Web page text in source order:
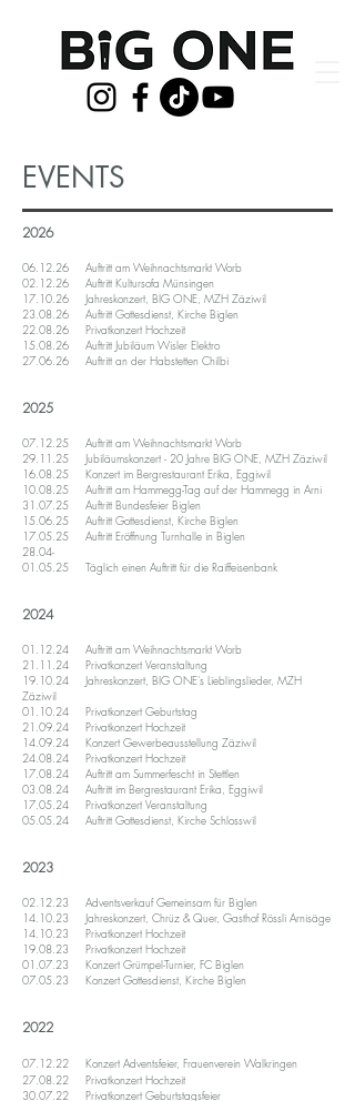
EVENTS
2026
06.12.26 Auftritt am Weihnachtsmarkt Worb
02.12.26 Auftritt Kultursofa Münsingen
17.10.26 Jahreskonzert, BIG ONE, MZH Zäziwil
23.08.26 Auftritt Gottesdienst, Kirche Biglen
22.08.26 Privatkonzert Hochzeit
15.08.26 Auftritt Jubiläum Wisler Elektro
27.06.26 Auftritt an der Habstetten Chilbi
2025
07.12.25 Auftritt am Weihnachtsmarkt Worb
29.11.25 Jubiläumskonzert - 20 Jahre BIG ONE, MZH Zäziwil
16.08.25 Konzert im Bergrestaurant Erika, Eggiwil
10.08.25 Auftritt am Hammegg-Tag auf der Hammegg in Arni
31.07.25 Auftritt Bundesfeier Biglen
15.06.25 Auftritt Gottesdienst, Kirche Biglen
17.05.25 Auftritt Eröffnung Turnhalle in Biglen
28.04-
01.05.25 Täglich einen Auftritt für die Raiffeisenbank
2024
01.12.24 Auftritt am Weihnachtsmarkt Worb
21.11.24 Privatkonzert Veranstaltung
19.10.24 Jahreskonzert, BIG ONE's Lieblingslieder, MZH
Zäziwil
01.10.24 Privatkonzert Geburtstag
21.09.24 Privatkonzert Hochzeit
14.09.24 Konzert Gewerbeausstellung Zäziwil
24.08.24 Privatkonzert Hochzeit
17.08.24 Auftritt am Summerfescht in Stettlen
03.08.24 Auftritt im Bergrestaurant Erika, Eggiwil
17.05.24 Privatkonzert Veranstaltung
05.05.24 Auftritt Gottesdienst, Kirche Schlosswil
2023
02.12.23 Adventsverkauf Gemeinsam für Biglen
14.10.23 Jahreskonzert, Chrüz & Quer, Gasthof Rössli Arnisäge
14.10.23 Privatkonzert Hochzeit
19.08.23
Privatkonzert Hochzeit
01.07.23 Konzert Grümpel-Turnier, FC Biglen
07.05.23 Konzert Gottesdienst, Kirche Biglen
2022
07.12.22 Konzert Adventsfeier, Frauenverein Walkringen
27.08.22 Privatkonzert Hochzeit
30.07.22 Privatkonzert Geburtstagsfeier